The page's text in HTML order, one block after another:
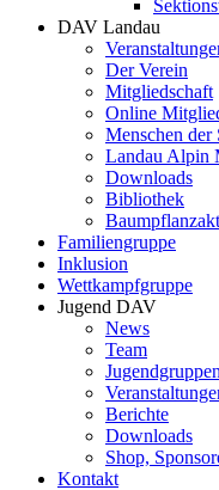
DAV Landau
Der Verein
Mitgliedschaft
Online
Menschen der
Landau Alpin
Downloads
Bibliothek
Familiengruppe
Inklusion
Wettkampfgruppe
Jugend DAV
News
Team
Jugendgruppen
Berichte
Downloads
Shop,
Kontakt